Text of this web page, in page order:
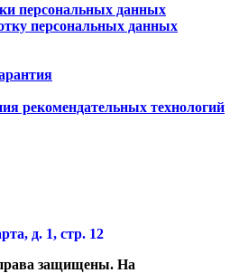
персональных данных
персональных данных
рекомендательных технологий
д. 1, стр. 12
защищены. На